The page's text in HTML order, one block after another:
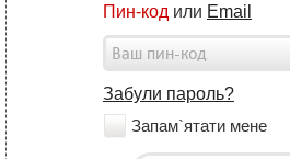
Пин-код или Email
Забули пароль?
Запам`ятати мене